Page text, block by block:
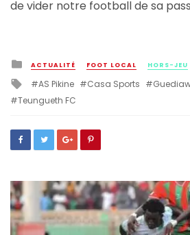
de vider notre football de sa
Posted
in
ACTUALITÉ FOOT LOCAL HORS-JEU
Tagged
with
AS Pikine Casa Sports
Teungueth FC